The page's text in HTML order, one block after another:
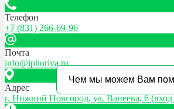
Телефон
+7 (831) 266-69-96
Почта
info@iphoriya.ru
Адрес
г. Нижний Новгород, ул. Ванеева, 6
Чем мы можем Вам